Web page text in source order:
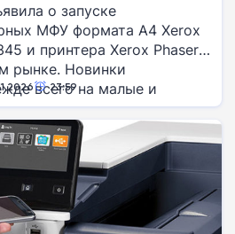
о запуске
МФУ формата A4 Xerox
и принтера Xerox Phaser
рынке. Новинки
всего на малые и
23:59